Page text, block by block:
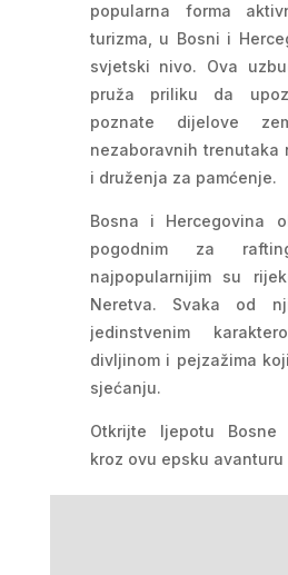
popularna forma
turizma, u Bosni i
svjetski nivo. Ova
pruža priliku da
poznate dijelove
nezaboravnih trenutaka
i druženja za pamćenje.
Bosna i Hercegovina
pogodnim za
najpopularnijim su
Neretva. Svaka od
jedinstvenim
divljinom i pejzažima
sjećanju.
Otkrijte ljepotu Bosne
kroz ovu epsku avanturu